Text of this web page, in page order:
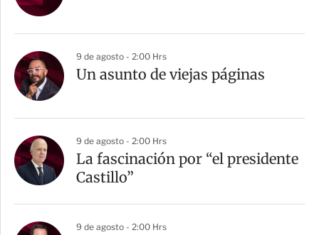
9 de agosto - 2:00 Hrs
Un asunto de viejas páginas
9 de agosto - 2:00 Hrs
La fascinación por “el presidente
Castillo”
9 de agosto - 2:00 Hrs